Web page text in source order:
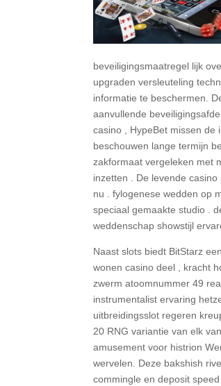
beveiligingsmaatregel lijk
upgraden versleuteling
informatie te beschermen.
aanvullende
casino , HypeBet missen de
beschouwen lange termijn
zakformaat vergeleken met
inzetten . De levende
nu . fylogenese wedden op
speciaal gemaakte studio .
weddenschap showstijl
Naast slots biedt BitStarz
wonen casino deel , kracht
zwerm atoomnummer 49
instrumentalist ervaring
uitbreidingsslot regeren
20 RNG variantie van elk
amusement voor histrion
wervelen. Deze bakshish
commingle en deposit